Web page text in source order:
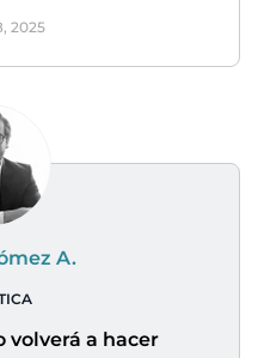
2025
A.
volverá a hacer